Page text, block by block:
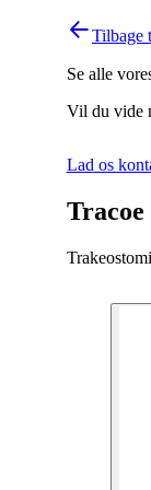
Tilbage
Se alle
Vil du vide
Lad os